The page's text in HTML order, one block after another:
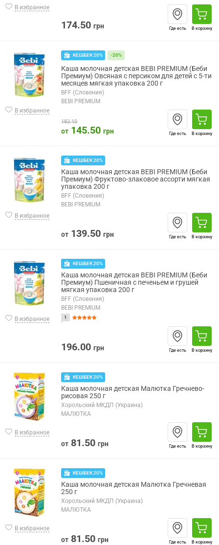
В избранное
174.50 грн Где есть В корзину
В избранное
КЕШБЕК 20% -20%
Каша молочная детская BEBI PREMIUM (Беби
Премиум) Овсяная с персиком для детей с 5-ти
месяцев мягкая упаковка 200 г
BFF (Словения)
BEBI PREMIUM
182.10
от 145.50 грн Где есть В корзину
В избранное
КЕШБЕК 20%
Каша молочная детская BEBI PREMIUM (Беби
Премиум) Фруктово-злаковое ассорти мягкая
упаковка 200 г
BFF (Словения)
BEBI PREMIUM
от 139.50 грн Где есть В корзину
В избранное
КЕШБЕК 20%
Каша молочная детская BEBI PREMIUM (Беби
Премиум) Пшеничная с печеньем и грушей
мягкая упаковка 200 г
BFF (Словения)
BEBI PREMIUM
1
196.00 грн Где есть В корзину
В избранное
КЕШБЕК 20%
Каша молочная детская Малютка Гречнево-
рисовая 250 г
Хорольский МКДП (Украина)
МАЛЮТКА
от 81.50 грн Где есть В корзину
В избранное
КЕШБЕК 20%
Каша молочная детская Малютка Гречневая
250 г
Хорольский МКДП (Украина)
МАЛЮТКА
от 81.50 грн Где есть В корзину